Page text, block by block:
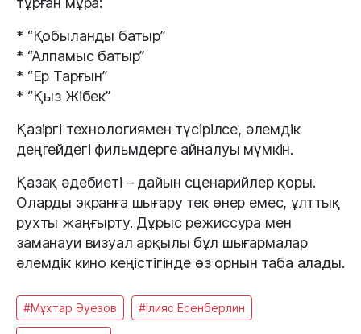
* “Қобыланды батыр”
* “Алпамыс батыр”
* “Ер Тарғын”
* “Қыз Жібек”
Қазіргі технологиямен түсірілсе, әлемдік
деңгейдегі фильмдерге айналуы мүмкін.
Қазақ әдебиеті – дайын сценарийлер қоры.
Оларды экранға шығару тек өнер емес, ұлттық
рухты жаңғырту. Дұрыс режиссура мен
заманауи визуал арқылы бұл шығармалар
әлемдік кино кеңістігінде өз орнын таба алады.
#Мұхтар Әуезов #Ілияс Есенберлин